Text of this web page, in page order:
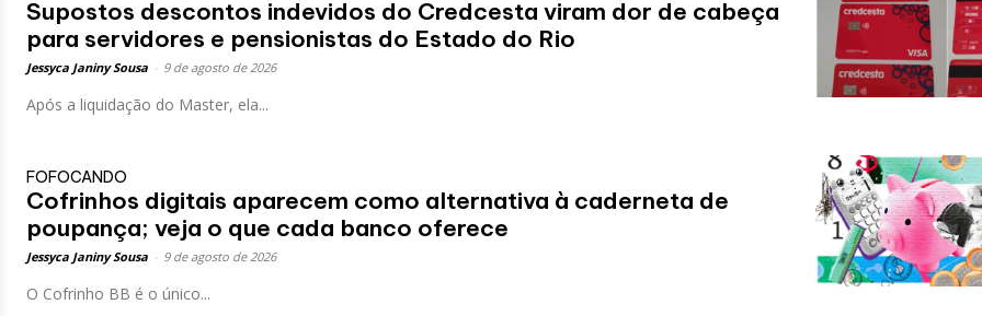
Supostos descontos indevidos do Credcesta viram dor de cabeça
para servidores e pensionistas do Estado do Rio
Jessyca Janiny Sousa 9 de agosto de 2026
Após a liquidação do Master, ela...
FOFOCANDO
Cofrinhos digitais aparecem como alternativa à caderneta de
poupança; veja o que cada banco oferece
Jessyca Janiny Sousa 9 de agosto de 2026
O Cofrinho BB é o único...